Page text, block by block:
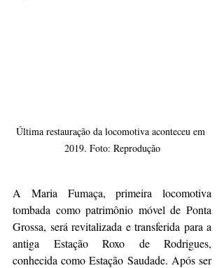
Última restauração da locomotiva aconteceu em
2019. Foto: Reprodução
A Maria Fumaça, primeira locomotiva
tombada como patrimônio móvel de Ponta
Grossa, será revitalizada e transferida para a
antiga Estação Roxo de Rodrigues,
conhecida como Estação Saudade. Após ser